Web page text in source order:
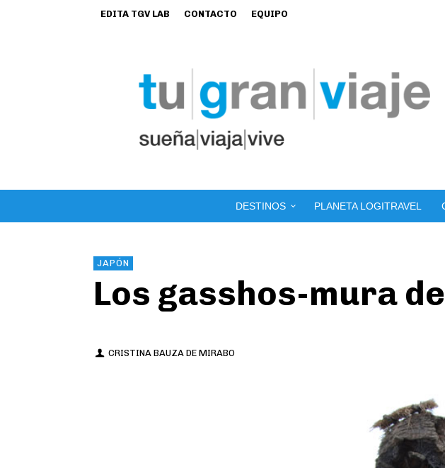
EDITA TGV LAB CONTACTO EQUIPO
DESTINOS PLANETA LOGITRAVEL
JAPÓN
Los gasshos-mura
CRISTINA BAUZA DE MIRABO